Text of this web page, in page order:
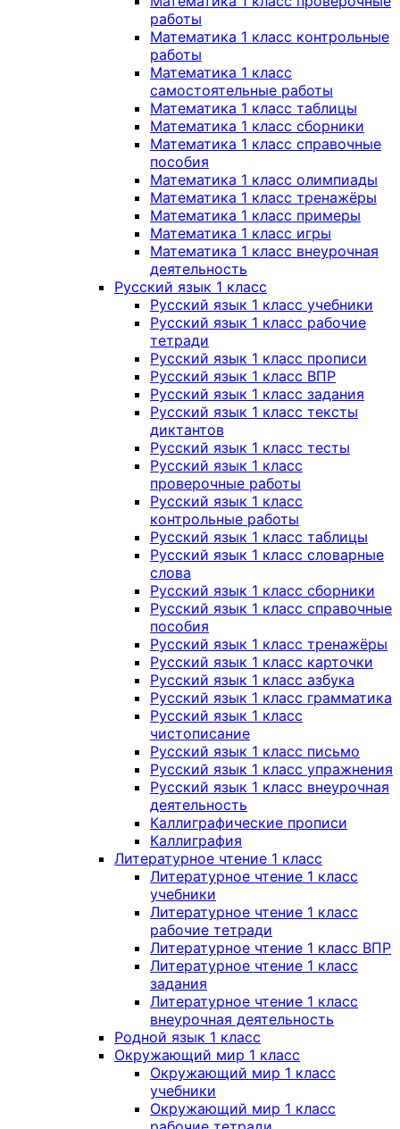
работы
Математика 1 класс контрольные
работы
Математика 1 класс
самостоятельные работы
Математика 1 класс таблицы
Математика 1 класс сборники
Математика 1 класс справочные
пособия
Математика 1 класс олимпиады
Математика 1 класс тренажёры
Математика 1 класс примеры
Математика 1 класс игры
Математика 1 класс внеурочная
деятельность
Русский язык 1 класс
Русский язык 1 класс учебники
Русский язык 1 класс рабочие
тетради
Русский язык 1 класс прописи
Русский язык 1 класс ВПР
Русский язык 1 класс задания
Русский язык 1 класс тексты
диктантов
Русский язык 1 класс тесты
Русский язык 1 класс
проверочные работы
Русский язык 1 класс
контрольные работы
Русский язык 1 класс таблицы
Русский язык 1 класс словарные
слова
Русский язык 1 класс сборники
Русский язык 1 класс справочные
пособия
Русский язык 1 класс тренажёры
Русский язык 1 класс карточки
Русский язык 1 класс азбука
Русский язык 1 класс грамматика
Русский язык 1 класс
чистописание
Русский язык 1 класс письмо
Русский язык 1 класс упражнения
Русский язык 1 класс внеурочная
деятельность
Каллиграфические прописи
Каллиграфия
Литературное чтение 1 класс
Литературное чтение 1 класс
учебники
Литературное чтение 1 класс
рабочие тетради
Литературное чтение 1 класс ВПР
Литературное чтение 1 класс
задания
Литературное чтение 1 класс
внеурочная деятельность
Родной язык 1 класс
Окружающий мир 1 класс
Окружающий мир 1 класс
учебники
Окружающий мир 1 класс